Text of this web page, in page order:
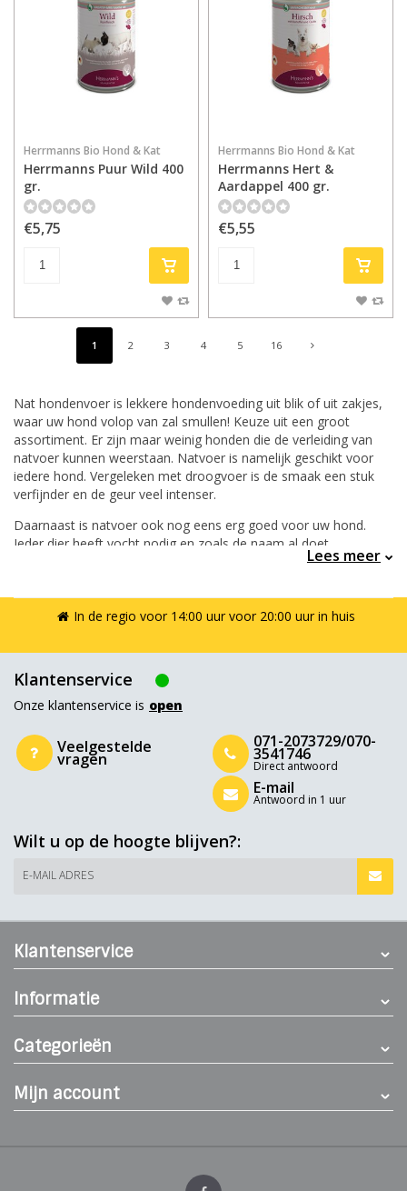
Herrmanns Bio Hond & Kat
Herrmanns Puur Wild 400
gr.
€5,75
Herrmanns Bio Hond & Kat
Herrmanns Hert &
Aardappel 400 gr.
€5,55
1 2 3 4 5 16
Nat hondenvoer is lekkere hondenvoeding uit blik of uit zakjes,
waar uw hond volop van zal smullen! Keuze uit een groot
assortiment. Er zijn maar weinig honden die de verleiding van
natvoer kunnen weerstaan. Natvoer is namelijk geschikt voor
iedere hond. Vergeleken met droogvoer is de smaak een stuk
verfijnder en de geur veel intenser.
Daarnaast is natvoer ook nog eens erg goed voor uw hond.
Ieder dier heeft vocht nodig en zoals de naam al doet
vermoeden, zit er in natvoer veel vocht. Als uw hond weinig
natvoer de beste optie. Bovendien is het heerlijk vlezig en
sappig: een echte verwennerij voor iedere hond!
Lees meer
In de regio voor 14:00 uur voor 20:00 uur in huis
Klantenservice
Onze klantenservice is open
Veelgestelde
vragen
071-2073729/070-
3541746
Direct antwoord
E-mail
Antwoord in 1 uur
Wilt u op de hoogte blijven?:
E-MAIL ADRES
Klantenservice
Informatie
Categorieën
Mijn account